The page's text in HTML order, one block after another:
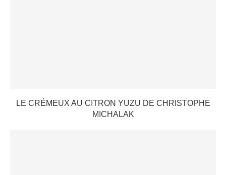
LE CRÉMEUX AU CITRON YUZU DE CHRISTOPHE
MICHALAK